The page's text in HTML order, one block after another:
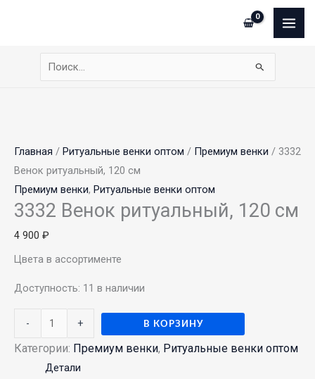
Поиск:
Главная / Ритуальные венки оптом / Премиум венки / 3332
Венок ритуальный, 120 см
Премиум венки, Ритуальные венки оптом
3332 Венок ритуальный, 120 см
4 900 ₽
Цвета в ассортименте
Доступность: 11 в наличии
-
ритуальный,
+ В КОРЗИНУ
Категории: Премиум венки, Ритуальные венки оптом
Детали